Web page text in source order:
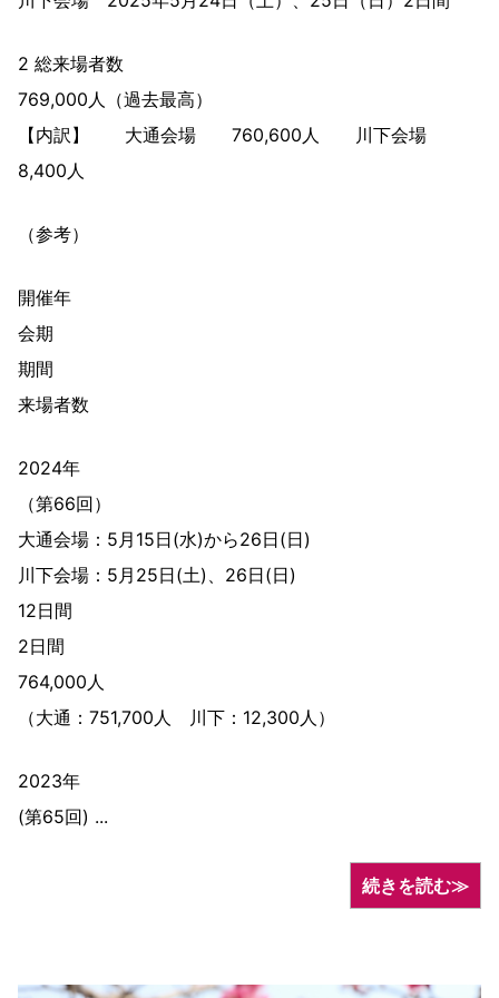
2 総来場者数
769,000人（過去最高）
【内訳】 大通会場 760,600人 川下会場
8,400人
（参考）
開催年
会期
期間
来場者数
2024年
（第66回）
大通会場：5月15日(水)から26日(日)
川下会場：5月25日(土)、26日(日)
12日間
2日間
764,000人
（大通：751,700人 川下：12,300人）
2023年
(第65回) ...
続きを読む≫